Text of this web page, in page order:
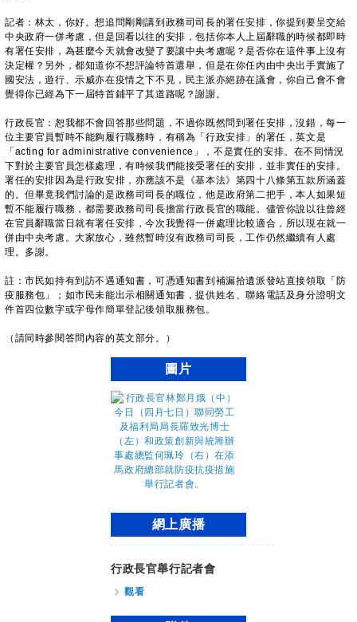
記者：林太，你好。想追問剛剛講到政務司司長的署任安排，你提到要呈交給
中央政府一併考慮，但是回看以往的安排，包括你本人上屆辭職的時候都即時
有署任安排，為甚麼今天就會改變了要讓中央考慮呢？是否你在這件事上沒有
決定權？另外，都知道你不想評論特首選舉，但是在你任內由中央出手實施了
國安法，遊行、示威亦在疫情之下不見，民主派亦絕跡在議會，你自己會不會
覺得你已經為下一屆特首鋪平了其道路呢？謝謝。
行政長官：恕我都不會回答那些問題，不過你既然問到署任安排，沒錯，每一
位主要官員暫時不能夠履行職務時，有稱為「行政安排」的署任，英文是
「acting for administrative convenience」，不是實任的安排。在不同情況
下對於主要官員怎樣處理，有時候我們能接受署任的安排，並非實任的安排。
署任的安排因為是行政安排，亦應該不是《基本法》第四十八條第五款所涵蓋
的。但畢竟我們討論的是政務司司長的職位，他是政府第二把手，本人如果短
暫不能履行職務，都需要政務司司長擔當行政長官的職能。儘管你說以往曾經
在官員辭職當日就有署任安排，今次我覺得一併處理比較適合，所以現在就一
併由中央考慮。大家放心，雖然暫時沒有政務司司長，工作仍然繼續有人處
理。多謝。
註：市民如持有到訪不遇通知書，可憑通知書到補漏拾遺派發站直接領取「防
疫服務包」；如市民未能出示相關通知書，提供姓名、聯絡電話及身分證明文
件首四位數字或字母作簡單登記後領取服務包。
（請同時參閱答問內容的英文部分。）
圖片
網上廣播
行政長官舉行記者會
觀看